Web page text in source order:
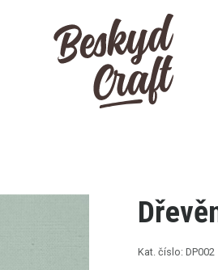
Kat. číslo: DP002